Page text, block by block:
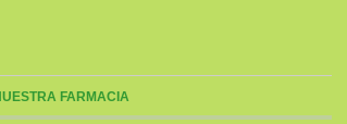
FARMACIA